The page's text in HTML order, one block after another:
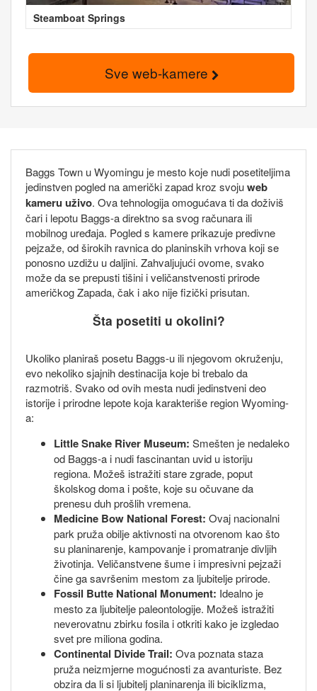
Steamboat Springs
Sve web-kamere
Baggs Town u Wyomingu je mesto koje nudi posetiteljima
jedinstven pogled na američki zapad kroz svojuweb
kameru uživo. Ova tehnologija omogućava ti da doživiš
čari i lepotu Baggs-a direktno sa svog računara ili
mobilnog uređaja. Pogled s kamere prikazuje predivne
pejzaže, od širokih ravnica do planinskih vrhova koji se
ponosno uzdižu u daljini. Zahvaljujući ovome, svako
može da se prepusti tišini i veličanstvenosti prirode
američkog Zapada, čak i ako nije fizički prisutan.
Šta posetiti u okolini?
Ukoliko planiraš posetu Baggs-u ili njegovom okruženju,
evo nekoliko sjajnih destinacija koje bi trebalo da
razmotriš. Svako od ovih mesta nudi jedinstveni deo
istorije i prirodne lepote koja karakteriše region Wyoming-
a:
Little Snake River Museum: Smešten je nedaleko
od Baggs-a i nudi fascinantan uvid u istoriju
regiona. Možeš istražiti stare zgrade, poput
školskog doma i pošte, koje su očuvane da
prenesu duh prošlih vremena.
Medicine Bow National Forest: Ovaj nacionalni
park pruža obilje aktivnosti na otvorenom kao što
su planinarenje, kampovanje i promatranje divljih
životinja. Veličanstvene šume i impresivni pejzaži
čine ga savršenim mestom za ljubitelje prirode.
Fossil Butte National Monument: Idealno je
mesto za ljubitelje paleontologije. Možeš istražiti
neverovatnu zbirku fosila i otkriti kako je izgledao
svet pre miliona godina.
Continental Divide Trail: Ova poznata staza
pruža neizmjerne mogućnosti za avanturiste. Bez
obzira da li si ljubitelj planinarenja ili biciklizma,